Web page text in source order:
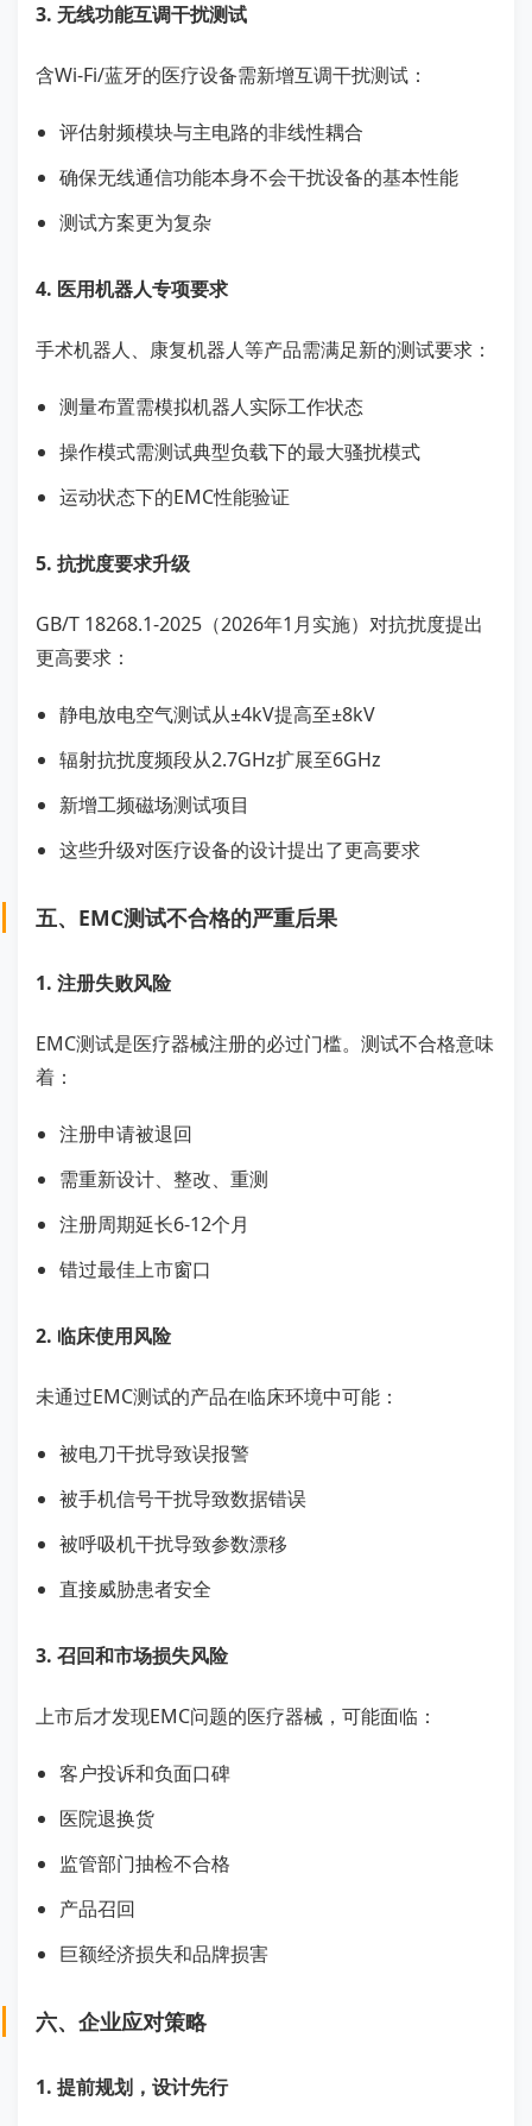
3. 无线功能互调干扰测试
含Wi-Fi/蓝牙的医疗设备需新增互调干扰测试：
评估射频模块与主电路的非线性耦合
确保无线通信功能本身不会干扰设备的基本性能
测试方案更为复杂
4. 医用机器人专项要求
手术机器人、康复机器人等产品需满足新的测试要求：
测量布置需模拟机器人实际工作状态
操作模式需测试典型负载下的最大骚扰模式
运动状态下的EMC性能验证
5. 抗扰度要求升级
GB/T 18268.1-2025（2026年1月实施）对抗扰度提出
更高要求：
静电放电空气测试从±4kV提高至±8kV
辐射抗扰度频段从2.7GHz扩展至6GHz
新增工频磁场测试项目
这些升级对医疗设备的设计提出了更高要求
五、EMC测试不合格的严重后果
1. 注册失败风险
EMC测试是医疗器械注册的必过门槛。测试不合格意味
着：
注册申请被退回
需重新设计、整改、重测
注册周期延长6-12个月
错过最佳上市窗口
2. 临床使用风险
未通过EMC测试的产品在临床环境中可能：
被电刀干扰导致误报警
被手机信号干扰导致数据错误
被呼吸机干扰导致参数漂移
直接威胁患者安全
3. 召回和市场损失风险
上市后才发现EMC问题的医疗器械，可能面临：
客户投诉和负面口碑
医院退换货
监管部门抽检不合格
产品召回
巨额经济损失和品牌损害
六、企业应对策略
1. 提前规划，设计先行